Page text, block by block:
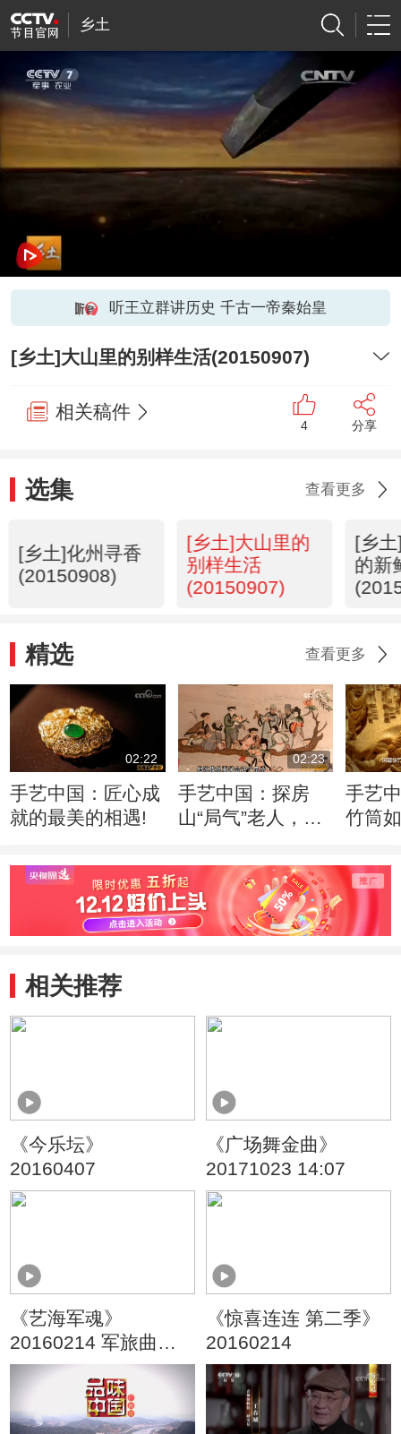
乡土
听王立群讲历史 千古一帝秦始皇
[乡土]大山里的别样生活(20150907)
相关稿件
4 分享
选集 查看更多
[乡土]化州寻香
(20150908)
[乡土]大山里的
别样生活
(20150907)
[乡
的新
精选 查看更多
02:22
手艺中国：匠心成
就的最美的相遇!
02:23
手艺中国：探房
山“局气”老人，如
手艺
竹筒
相关推荐
《今乐坛》
20160407
《广场舞金曲》
20171023 14:07
《艺海军魂》
20160214 军旅曲艺
家——常宝华
《惊喜连连 第二季》
20160214